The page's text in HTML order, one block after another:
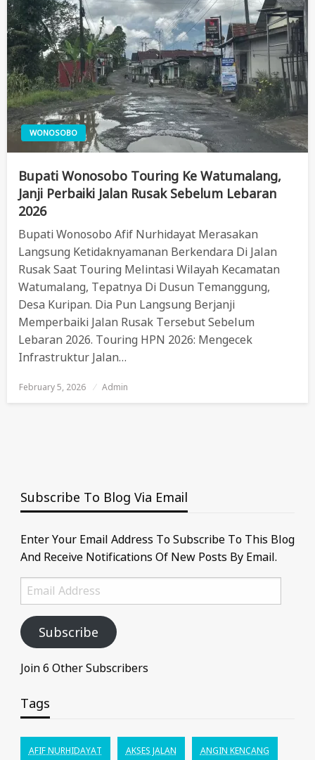
WONOSOBO
Bupati Wonosobo Touring Ke Watumalang,
Janji Perbaiki Jalan Rusak Sebelum Lebaran
2026
Bupati Wonosobo Afif Nurhidayat Merasakan
Langsung Ketidaknyamanan Berkendara Di Jalan
Rusak Saat Touring Melintasi Wilayah Kecamatan
Watumalang, Tepatnya Di Dusun Temanggung,
Desa Kuripan. Dia Pun Langsung Berjanji
Memperbaiki Jalan Rusak Tersebut Sebelum
Lebaran 2026. Touring HPN 2026: Mengecek
Infrastruktur Jalan…
Posted
February 5, 2026 Admin
Subscribe To Blog Via Email
Enter Your Email Address To Subscribe To This Blog
And Receive Notifications Of New Posts By Email.
Email
Address
Subscribe
Join 6 Other Subscribers
Tags
AFIF NURHIDAYAT AKSES JALAN ANGIN KENCANG